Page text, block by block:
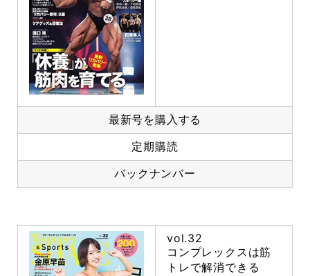
最新号を購入する
定期購読
バックナンバー
vol.32
コンプレックスは筋
トレで解消できる